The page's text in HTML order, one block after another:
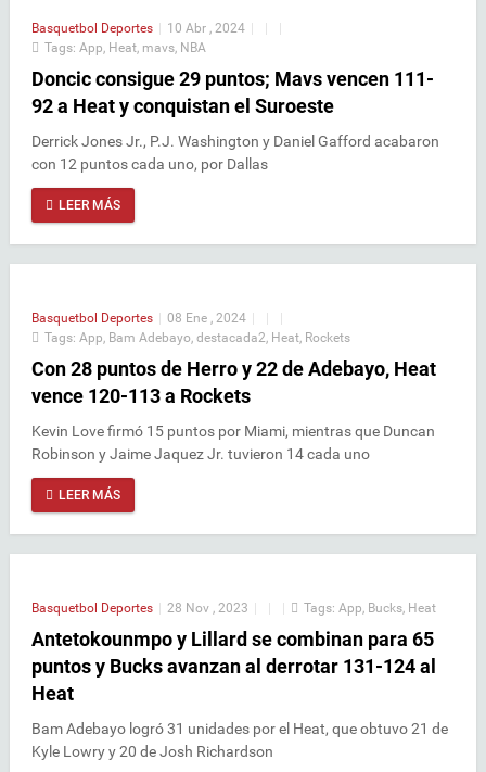
Basquetbol Deportes | 10 Abr , 2024 | |
|
Tags: App Heat mavs NBA
Doncic consigue 29 puntos; Mavs vencen 111-
92 a Heat y conquistan el Suroeste
Derrick Jones Jr., P.J. Washington y Daniel Gafford acabaron
con 12 puntos cada uno, por Dallas
LEER MÁS
Basquetbol Deportes | 08 Ene , 2024 | |
|
Tags: App Bam Adebayo destacada2 Heat Rockets
Con 28 puntos de Herro y 22 de Adebayo, Heat
vence 120-113 a Rockets
Kevin Love firmó 15 puntos por Miami, mientras que Duncan
Robinson y Jaime Jaquez Jr. tuvieron 14 cada uno
LEER MÁS
Basquetbol Deportes | 28 Nov , 2023 | | | Tags: App Bucks Heat
Antetokounmpo y Lillard se combinan para 65
puntos y Bucks avanzan al derrotar 131-124 al
Heat
Bam Adebayo logró 31 unidades por el Heat, que obtuvo 21 de
Kyle Lowry y 20 de Josh Richardson